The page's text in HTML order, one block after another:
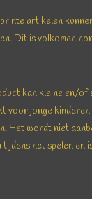
artikelen
Dit is volkomen
kan kleine en/of
voor jonge
Het wordt niet
tijdens het spelen